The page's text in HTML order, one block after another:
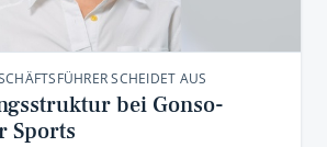
SCHEIDET AUS
bei Gonso-
Sports